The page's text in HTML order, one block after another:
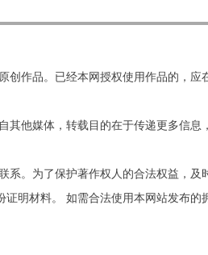
作品。已经本网授权使用作品的，
他媒体，转载目的在于传递更多信
。为了保护著作权人的合法权益，
明材料。 如需合法使用本网站发布的